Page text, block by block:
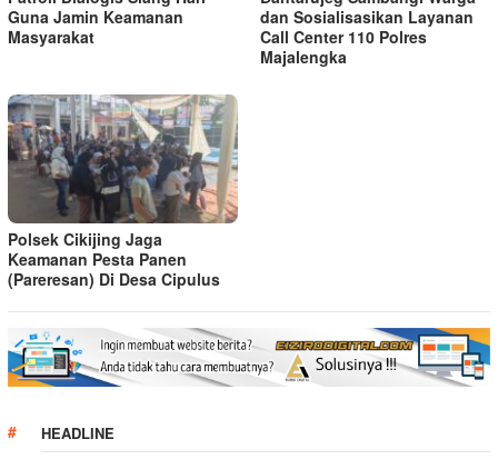
Guna Jamin Keamanan
Masyarakat
dan Sosialisasikan Layanan
Call Center 110 Polres
Majalengka
Polsek Cikijing Jaga
Keamanan Pesta Panen
(Pareresan) Di Desa Cipulus
HEADLINE